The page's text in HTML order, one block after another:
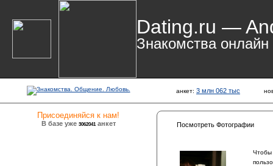
Dating.ru —
Знакомства онлайн
анкет: 3 млн 062 тыс
Присоединяйся к нам!
В базе уже 3062041 анкет Посмотреть Фотографии
Чтобы